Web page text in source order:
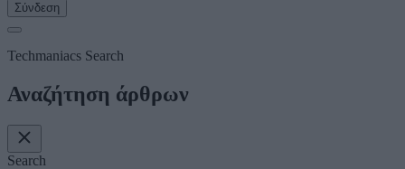
Σύνδεση
Techmaniacs Search
Αναζήτηση άρθρων
Search